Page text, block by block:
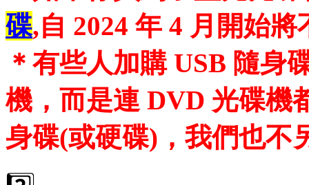
碟,自 2024 年 4 月開始
＊有些人加購 USB 隨身
機，而是連 DVD 光碟機
身碟(或硬碟)，我們也不